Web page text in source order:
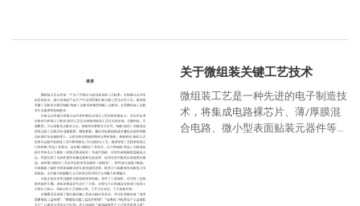
关于微组装关键工艺技术
微组装工艺是一种先进的电子制造技
术，将集成电路裸芯片、薄/厚膜混
合电路、微小型表面贴装元器件等进